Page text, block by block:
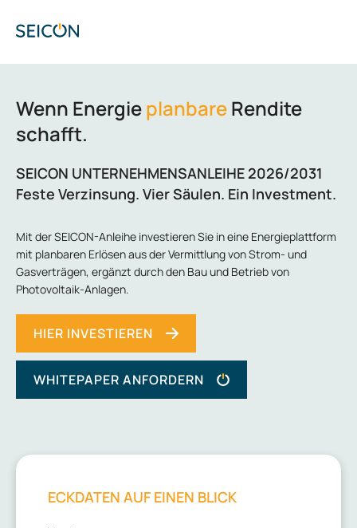
Wenn EnergieplanbareRendite
schafft.
SEICON UNTERNEHMENSANLEIHE 2026/2031
Feste Verzinsung. Vier Säulen. Ein Investment.
Mit der SEICON-Anleihe investieren Sie in eine Energieplattform
mit planbaren Erlösen aus der Vermittlung von Strom- und
Gasverträgen, ergänzt durch den Bau und Betrieb von
Photovoltaik-Anlagen.
HIER INVESTIEREN
WHITEPAPER ANFORDERN
ECKDATEN AUF EINEN BLICK